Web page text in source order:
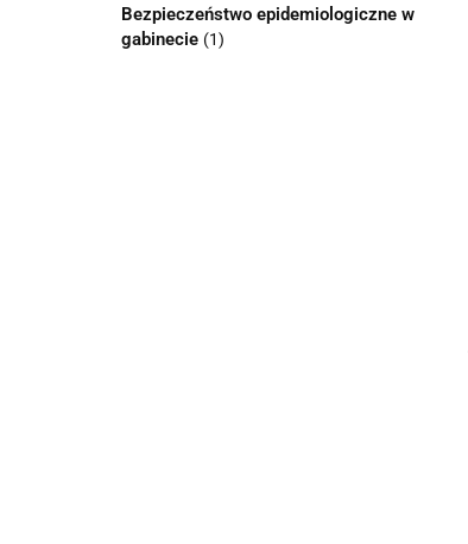
Bezpieczeństwo epidemiologiczne w
gabinecie (1)